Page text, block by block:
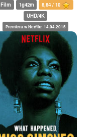
Film 1g42m
8,84 / 10
UHD/4K
Premiera w Netflix: 14.04.2015